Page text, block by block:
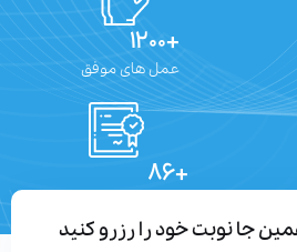
عمل های موفق
نوبت خود را رزرو کنید